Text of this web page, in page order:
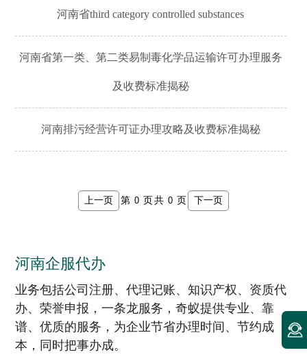
河南省third category controlled substances
河南省第一类、第二类易制毒化学品运输许可办理服务
及收费标准揭秘
河南排污经营许可证办理攻略及收费标准揭秘
上一页 第 页 共 页 下一页
河南企服代办
业务包括公司注册、代理记账、知识产权、资质代
办、荣誉申报，一条龙服务，奇蚁提供专业、靠
谱、优质的服务，为企业节省办理时间、节约成
本，同时把事办成。